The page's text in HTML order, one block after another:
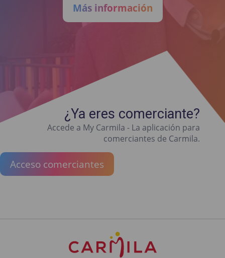
Más información
¿Ya eres comerciante?
Accede a My Carmila - La aplicación para
comerciantes de Carmila.
Acceso comerciantes